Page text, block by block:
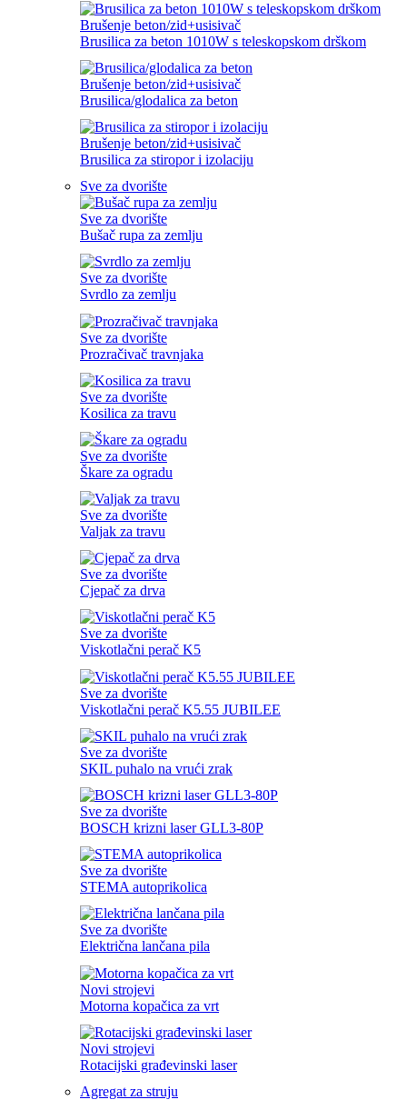
Brušenje beton/zid+usisivač
Brusilica za beton 1010W s teleskopskom drškom
Brušenje beton/zid+usisivač
Brusilica/glodalica za beton
Brušenje beton/zid+usisivač
Brusilica za stiropor i izolaciju
Sve za dvorište
Sve za dvorište
Bušač rupa za zemlju
Sve za dvorište
Svrdlo za zemlju
Sve za dvorište
Prozračivač travnjaka
Sve za dvorište
Kosilica za travu
Sve za dvorište
Škare za ogradu
Sve za dvorište
Valjak za travu
Sve za dvorište
Cjepač za drva
Sve za dvorište
Viskotlačni perač K5
Sve za dvorište
Viskotlačni perač K5.55 JUBILEE
Sve za dvorište
SKIL puhalo na vrući zrak
Sve za dvorište
BOSCH krizni laser GLL3-80P
Sve za dvorište
STEMA autoprikolica
Sve za dvorište
Električna lančana pila
Novi strojevi
Motorna kopačica za vrt
Novi strojevi
Rotacijski građevinski laser
Agregat za struju